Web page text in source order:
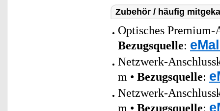
Zubehör / häufig
Optisches
Bezugsquelle:
Netzwerk-
m • Bezugsquelle:
Netzwerk-
m • Bezugsquelle: